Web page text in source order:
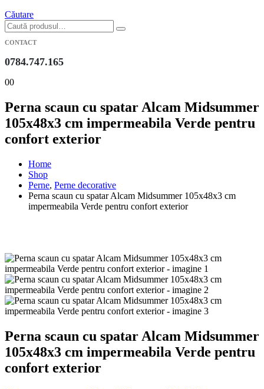
Căutare
CONTACT
0784.747.165
00
Perna scaun cu spatar Alcam Midsummer
105x48x3 cm impermeabila Verde pentru
confort exterior
Home
Shop
Perne, Perne decorative
Perna scaun cu spatar Alcam Midsummer 105x48x3 cm
impermeabila Verde pentru confort exterior
Perna scaun cu spatar Alcam Midsummer
105x48x3 cm impermeabila Verde pentru
confort exterior